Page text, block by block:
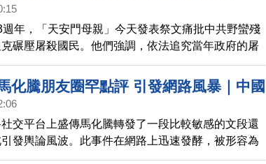
年，「天安門母親」今天發表祭文痛批中共野蠻殘
碾壓屠殺國民。他們強調，依法追究當年政府的屠
，為尋求公平正義，將繼續堅定走下去。
化騰朋友圈罕點評 引發網路風暴｜中國
交平台上盛傳馬化騰轉發了一段比較敏感的文段還
發輿論風波。此事件在網路上迅速發酵，被形容為
一鳴驚人」，甚至被升級為「暗諷習近平」。馬化